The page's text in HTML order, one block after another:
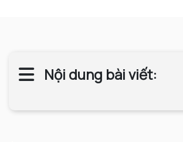
Nội dung bài viết: